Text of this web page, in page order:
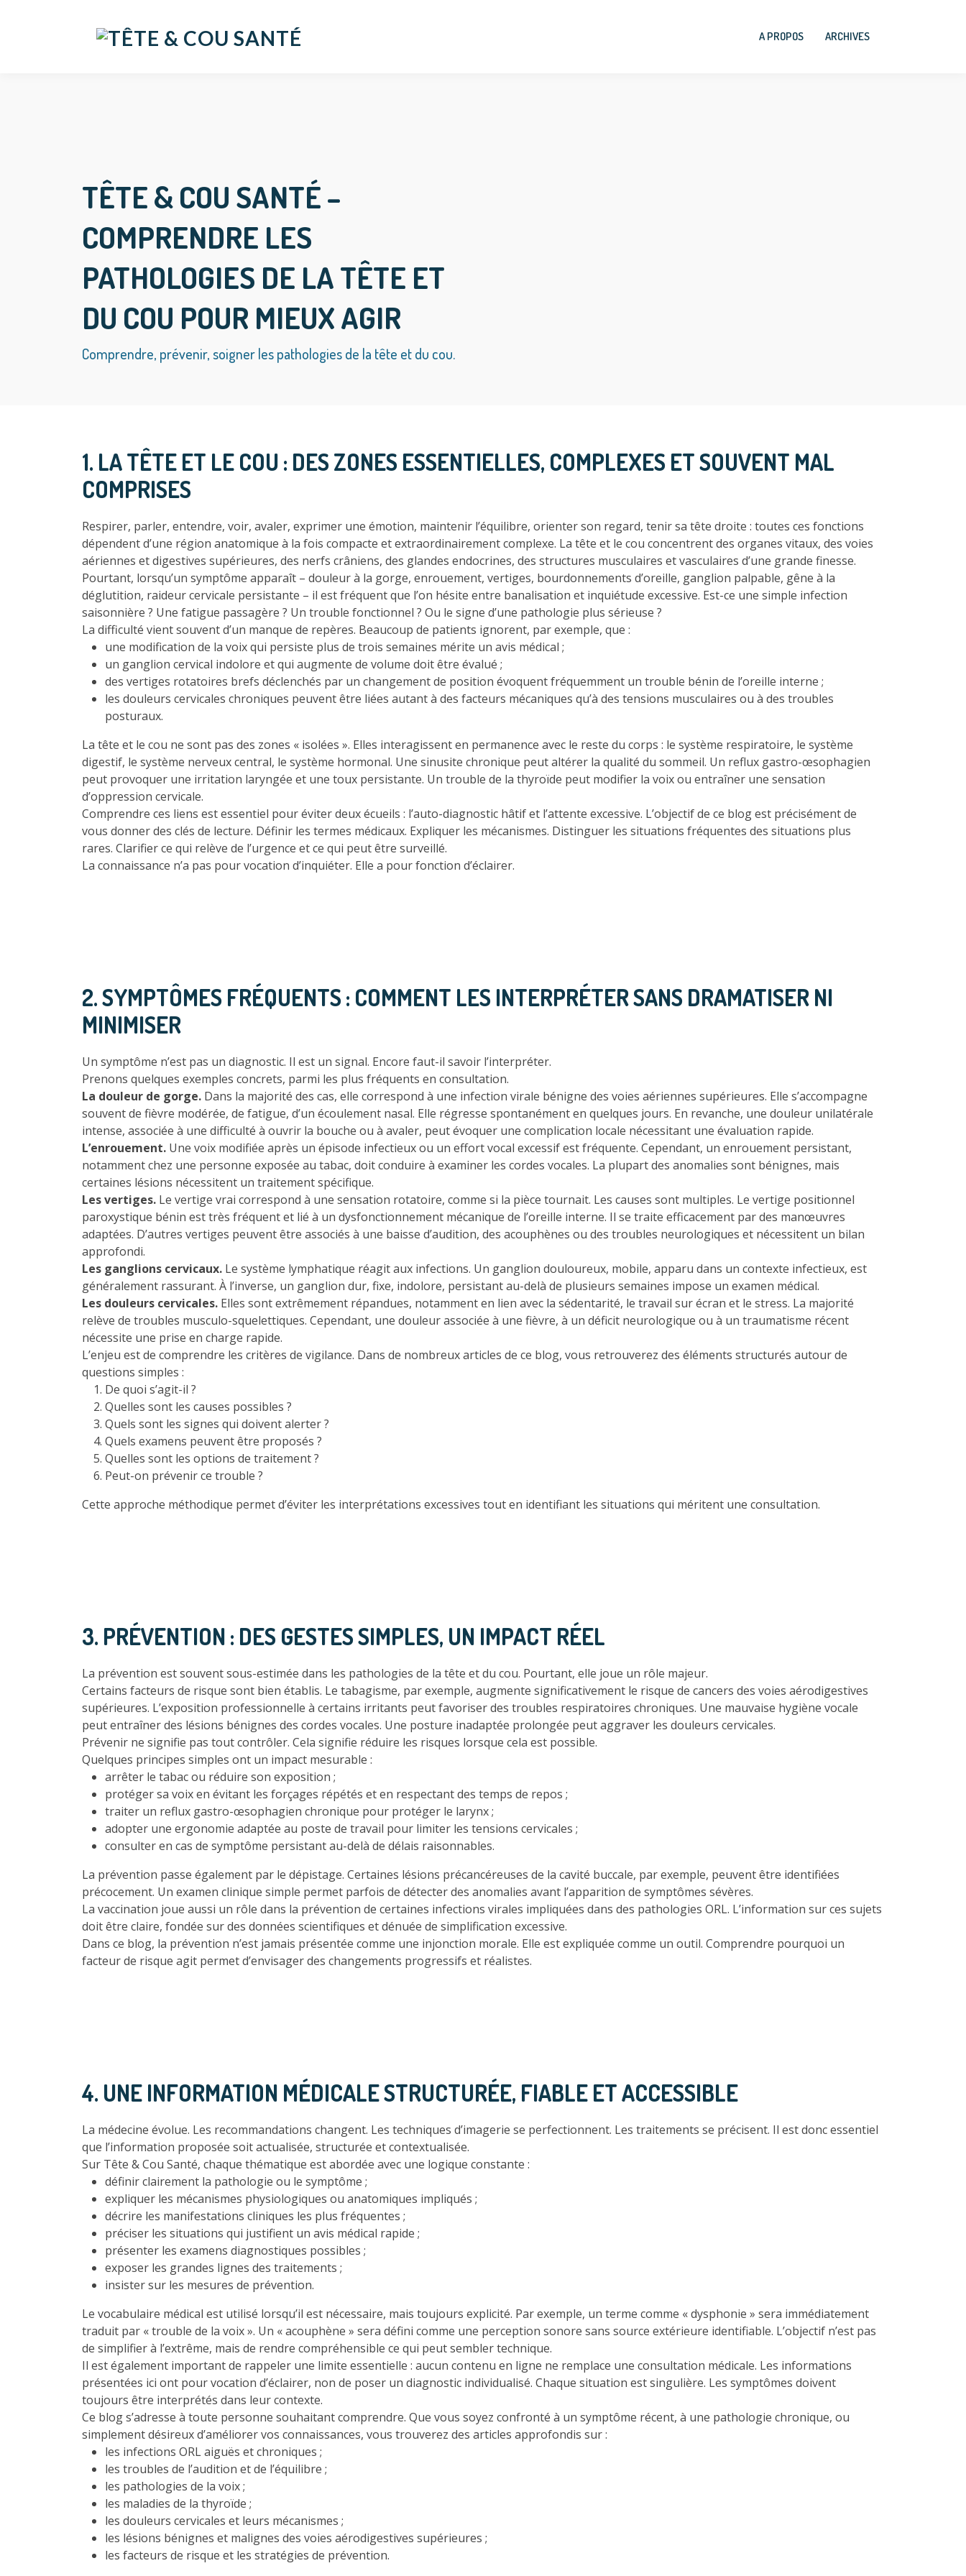
A PROPOS ARCHIVES
TÊTE & COU SANTÉ –
COMPRENDRE LES
PATHOLOGIES DE LA TÊTE ET
DU COU POUR MIEUX AGIR
Comprendre, prévenir, soigner les pathologies de la tête et du cou.
1. LA TÊTE ET LE COU : DES ZONES ESSENTIELLES, COMPLEXES ET SOUVENT MAL
COMPRISES
Respirer, parler, entendre, voir, avaler, exprimer une émotion, maintenir l’équilibre, orienter son regard, tenir sa tête droite : toutes ces fonctions
dépendent d’une région anatomique à la fois compacte et extraordinairement complexe. La tête et le cou concentrent des organes vitaux, des voies
aériennes et digestives supérieures, des nerfs crâniens, des glandes endocrines, des structures musculaires et vasculaires d’une grande finesse.
Pourtant, lorsqu’un symptôme apparaît – douleur à la gorge, enrouement, vertiges, bourdonnements d’oreille, ganglion palpable, gêne à la
déglutition, raideur cervicale persistante – il est fréquent que l’on hésite entre banalisation et inquiétude excessive. Est-ce une simple infection
saisonnière ? Une fatigue passagère ? Un trouble fonctionnel ? Ou le signe d’une pathologie plus sérieuse ?
La difficulté vient souvent d’un manque de repères. Beaucoup de patients ignorent, par exemple, que :
une modification de la voix qui persiste plus de trois semaines mérite un avis médical ;
un ganglion cervical indolore et qui augmente de volume doit être évalué ;
des vertiges rotatoires brefs déclenchés par un changement de position évoquent fréquemment un trouble bénin de l’oreille interne ;
les douleurs cervicales chroniques peuvent être liées autant à des facteurs mécaniques qu’à des tensions musculaires ou à des troubles
posturaux.
La tête et le cou ne sont pas des zones « isolées ». Elles interagissent en permanence avec le reste du corps : le système respiratoire, le système
digestif, le système nerveux central, le système hormonal. Une sinusite chronique peut altérer la qualité du sommeil. Un reflux gastro-œsophagien
peut provoquer une irritation laryngée et une toux persistante. Un trouble de la thyroïde peut modifier la voix ou entraîner une sensation
d’oppression cervicale.
Comprendre ces liens est essentiel pour éviter deux écueils : l’auto-diagnostic hâtif et l’attente excessive. L’objectif de ce blog est précisément de
vous donner des clés de lecture. Définir les termes médicaux. Expliquer les mécanismes. Distinguer les situations fréquentes des situations plus
rares. Clarifier ce qui relève de l’urgence et ce qui peut être surveillé.
La connaissance n’a pas pour vocation d’inquiéter. Elle a pour fonction d’éclairer.
2. SYMPTÔMES FRÉQUENTS : COMMENT LES INTERPRÉTER SANS DRAMATISER NI
MINIMISER
Un symptôme n’est pas un diagnostic. Il est un signal. Encore faut-il savoir l’interpréter.
Prenons quelques exemples concrets, parmi les plus fréquents en consultation.
La douleur de gorge. Dans la majorité des cas, elle correspond à une infection virale bénigne des voies aériennes supérieures. Elle s’accompagne
souvent de fièvre modérée, de fatigue, d’un écoulement nasal. Elle régresse spontanément en quelques jours. En revanche, une douleur unilatérale
intense, associée à une difficulté à ouvrir la bouche ou à avaler, peut évoquer une complication locale nécessitant une évaluation rapide.
L’enrouement. Une voix modifiée après un épisode infectieux ou un effort vocal excessif est fréquente. Cependant, un enrouement persistant,
notamment chez une personne exposée au tabac, doit conduire à examiner les cordes vocales. La plupart des anomalies sont bénignes, mais
certaines lésions nécessitent un traitement spécifique.
Les vertiges. Le vertige vrai correspond à une sensation rotatoire, comme si la pièce tournait. Les causes sont multiples. Le vertige positionnel
paroxystique bénin est très fréquent et lié à un dysfonctionnement mécanique de l’oreille interne. Il se traite efficacement par des manœuvres
adaptées. D’autres vertiges peuvent être associés à une baisse d’audition, des acouphènes ou des troubles neurologiques et nécessitent un bilan
approfondi.
Les ganglions cervicaux. Le système lymphatique réagit aux infections. Un ganglion douloureux, mobile, apparu dans un contexte infectieux, est
généralement rassurant. À l’inverse, un ganglion dur, fixe, indolore, persistant au-delà de plusieurs semaines impose un examen médical.
Les douleurs cervicales. Elles sont extrêmement répandues, notamment en lien avec la sédentarité, le travail sur écran et le stress. La majorité
relève de troubles musculo-squelettiques. Cependant, une douleur associée à une fièvre, à un déficit neurologique ou à un traumatisme récent
nécessite une prise en charge rapide.
L’enjeu est de comprendre les critères de vigilance. Dans de nombreux articles de ce blog, vous retrouverez des éléments structurés autour de
questions simples :
De quoi s’agit-il ?
Quelles sont les causes possibles ?
Quels sont les signes qui doivent alerter ?
Quels examens peuvent être proposés ?
Quelles sont les options de traitement ?
Peut-on prévenir ce trouble ?
Cette approche méthodique permet d’éviter les interprétations excessives tout en identifiant les situations qui méritent une consultation.
3. PRÉVENTION : DES GESTES SIMPLES, UN IMPACT RÉEL
La prévention est souvent sous-estimée dans les pathologies de la tête et du cou. Pourtant, elle joue un rôle majeur.
Certains facteurs de risque sont bien établis. Le tabagisme, par exemple, augmente significativement le risque de cancers des voies aérodigestives
supérieures. L’exposition professionnelle à certains irritants peut favoriser des troubles respiratoires chroniques. Une mauvaise hygiène vocale
peut entraîner des lésions bénignes des cordes vocales. Une posture inadaptée prolongée peut aggraver les douleurs cervicales.
Prévenir ne signifie pas tout contrôler. Cela signifie réduire les risques lorsque cela est possible.
Quelques principes simples ont un impact mesurable :
arrêter le tabac ou réduire son exposition ;
protéger sa voix en évitant les forçages répétés et en respectant des temps de repos ;
traiter un reflux gastro-œsophagien chronique pour protéger le larynx ;
adopter une ergonomie adaptée au poste de travail pour limiter les tensions cervicales ;
consulter en cas de symptôme persistant au-delà de délais raisonnables.
La prévention passe également par le dépistage. Certaines lésions précancéreuses de la cavité buccale, par exemple, peuvent être identifiées
précocement. Un examen clinique simple permet parfois de détecter des anomalies avant l’apparition de symptômes sévères.
La vaccination joue aussi un rôle dans la prévention de certaines infections virales impliquées dans des pathologies ORL. L’information sur ces sujets
doit être claire, fondée sur des données scientifiques et dénuée de simplification excessive.
Dans ce blog, la prévention n’est jamais présentée comme une injonction morale. Elle est expliquée comme un outil. Comprendre pourquoi un
facteur de risque agit permet d’envisager des changements progressifs et réalistes.
4. UNE INFORMATION MÉDICALE STRUCTURÉE, FIABLE ET ACCESSIBLE
La médecine évolue. Les recommandations changent. Les techniques d’imagerie se perfectionnent. Les traitements se précisent. Il est donc essentiel
que l’information proposée soit actualisée, structurée et contextualisée.
Sur Tête & Cou Santé, chaque thématique est abordée avec une logique constante :
définir clairement la pathologie ou le symptôme ;
expliquer les mécanismes physiologiques ou anatomiques impliqués ;
décrire les manifestations cliniques les plus fréquentes ;
préciser les situations qui justifient un avis médical rapide ;
présenter les examens diagnostiques possibles ;
exposer les grandes lignes des traitements ;
insister sur les mesures de prévention.
Le vocabulaire médical est utilisé lorsqu’il est nécessaire, mais toujours explicité. Par exemple, un terme comme « dysphonie » sera immédiatement
traduit par « trouble de la voix ». Un « acouphène » sera défini comme une perception sonore sans source extérieure identifiable. L’objectif n’est pas
de simplifier à l’extrême, mais de rendre compréhensible ce qui peut sembler technique.
Il est également important de rappeler une limite essentielle : aucun contenu en ligne ne remplace une consultation médicale. Les informations
présentées ici ont pour vocation d’éclairer, non de poser un diagnostic individualisé. Chaque situation est singulière. Les symptômes doivent
toujours être interprétés dans leur contexte.
Ce blog s’adresse à toute personne souhaitant comprendre. Que vous soyez confronté à un symptôme récent, à une pathologie chronique, ou
simplement désireux d’améliorer vos connaissances, vous trouverez des articles approfondis sur :
les infections ORL aiguës et chroniques ;
les troubles de l’audition et de l’équilibre ;
les pathologies de la voix ;
les maladies de la thyroïde ;
les douleurs cervicales et leurs mécanismes ;
les lésions bénignes et malignes des voies aérodigestives supérieures ;
les facteurs de risque et les stratégies de prévention.